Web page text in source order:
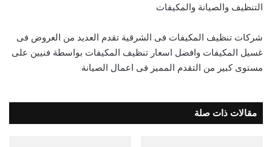
التنظيف والصيانة والمكيفات
شركات تنظيف المكيفات فى الشرقية تقدم العديد من العروض فى
غسيل المكيفات وافضل اسعار تنظيف المكيفات بواسطة فنيين على
مستوى كبير من التقدم المميز فى اعمال الصيانة
مقالات ذات صلة